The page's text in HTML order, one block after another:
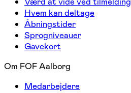
Hvem kan deltage
Åbningstider
Sprogniveauer
Gavekort
Om FOF Aalborg
Medarbejdere